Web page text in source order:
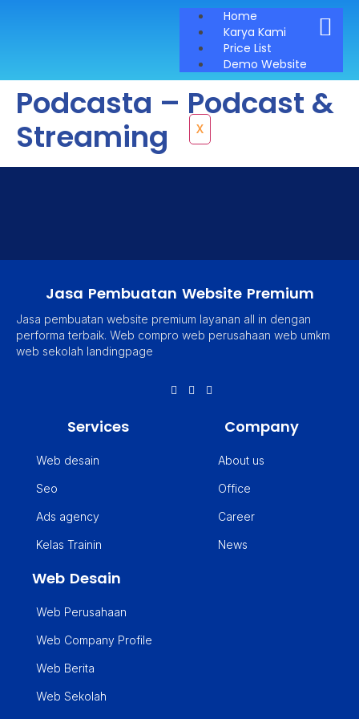
Home
Karya Kami
Price List
Demo Website
X
Podcasta – Podcast &
Streaming
Jasa Pembuatan Website Premium
Jasa pembuatan website premium layanan all in dengan
performa terbaik. Web compro web perusahaan web umkm
web sekolah landingpage
Services
Web desain
Seo
Ads agency
Kelas Trainin
Company
About us
Office
Career
News
Web Desain
Web Perusahaan
Web Company Profile
Web Berita
Web Sekolah